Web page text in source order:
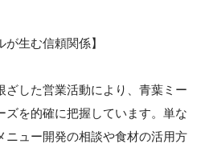
が生む信頼関係】
ざした営業活動により、青葉ミー
ズを的確に把握しています。単な
ニュー開発の相談や食材の活用方